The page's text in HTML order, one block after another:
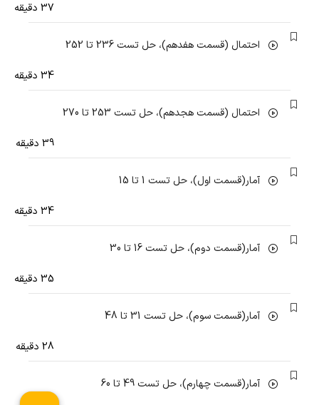
37 دقیقه
احتمال (قسمت هفدهم)، حل تست 236 تا 252
34 دقیقه
احتمال (قسمت هجدهم)، حل تست 253 تا 270
39 دقیقه
آمار(قسمت اول)، حل تست 1 تا 15
34 دقیقه
آمار(قسمت دوم)، حل تست 16 تا 30
35 دقیقه
آمار(قسمت سوم)، حل تست 31 تا 48
28 دقیقه
آمار(قسمت چهارم)، حل تست 49 تا 60